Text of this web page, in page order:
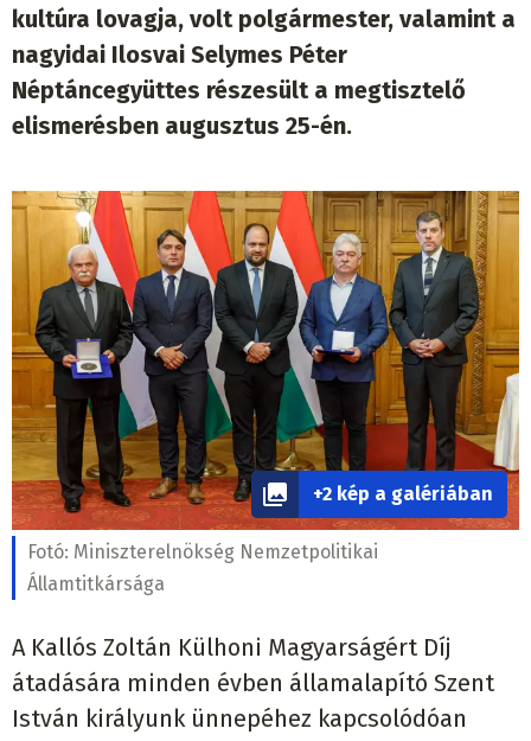
kultúra lovagja, volt polgármester, valamint a
nagyidai Ilosvai Selymes Péter
Néptáncegyüttes részesült a megtisztelő
elismerésben augusztus 25-én.
+2 kép a galériában
Fotó: Miniszterelnökség Nemzetpolitikai
Államtitkársága
A Kallós Zoltán Külhoni Magyarságért Díj
átadására minden évben államalapító Szent
István királyunk ünnepéhez kapcsolódóan